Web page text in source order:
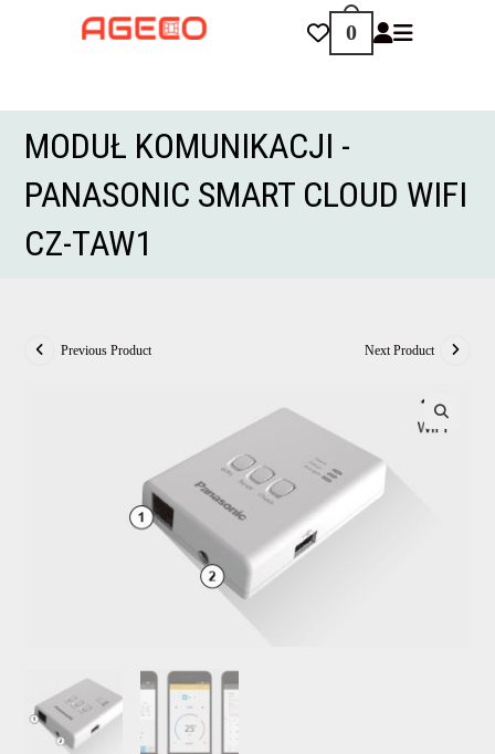
0
MODUŁ KOMUNIKACJI -
PANASONIC SMART CLOUD WIFI
CZ-TAW1
Previous Product Next Product
🔍